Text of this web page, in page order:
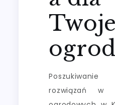
rozwiązań w